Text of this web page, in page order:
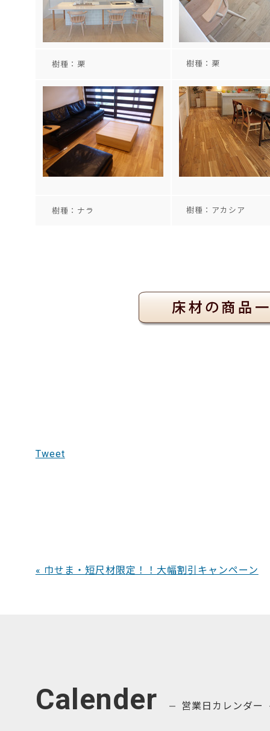
樹種：栗 樹種：栗
樹種：ナラ 樹種：アカシア
Tweet
« 巾せま・短尺材限定！！大幅割引キャンペーン
Calender 営業日カレンダー